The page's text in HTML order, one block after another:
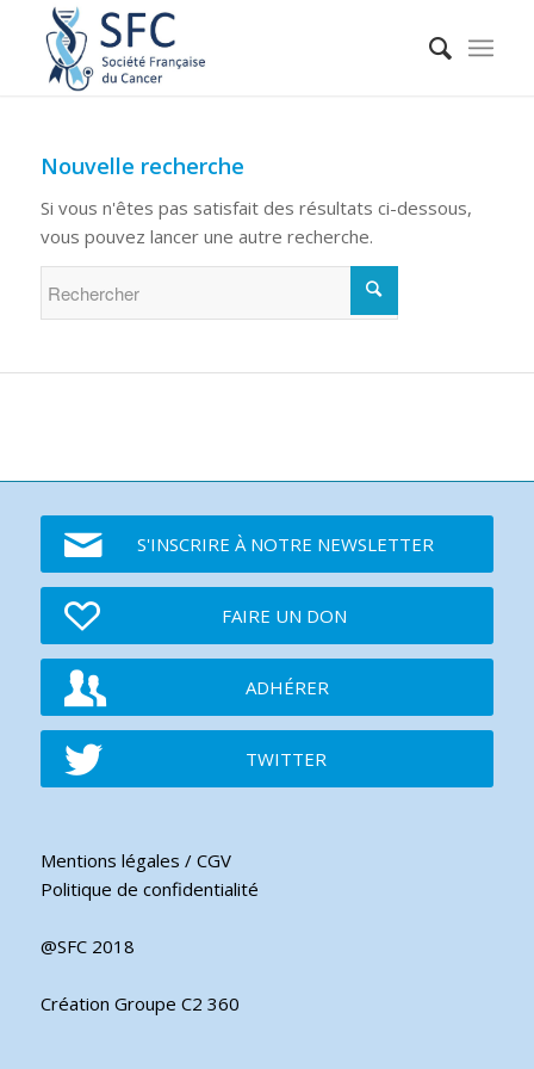
Nouvelle recherche
Si vous n'êtes pas satisfait des résultats ci-dessous,
vous pouvez lancer une autre recherche.
S'INSCRIRE À NOTRE NEWSLETTER
FAIRE UN DON
ADHÉRER
TWITTER
Mentions légales / CGV
Politique de confidentialité
@SFC 2018
Création Groupe C2 360